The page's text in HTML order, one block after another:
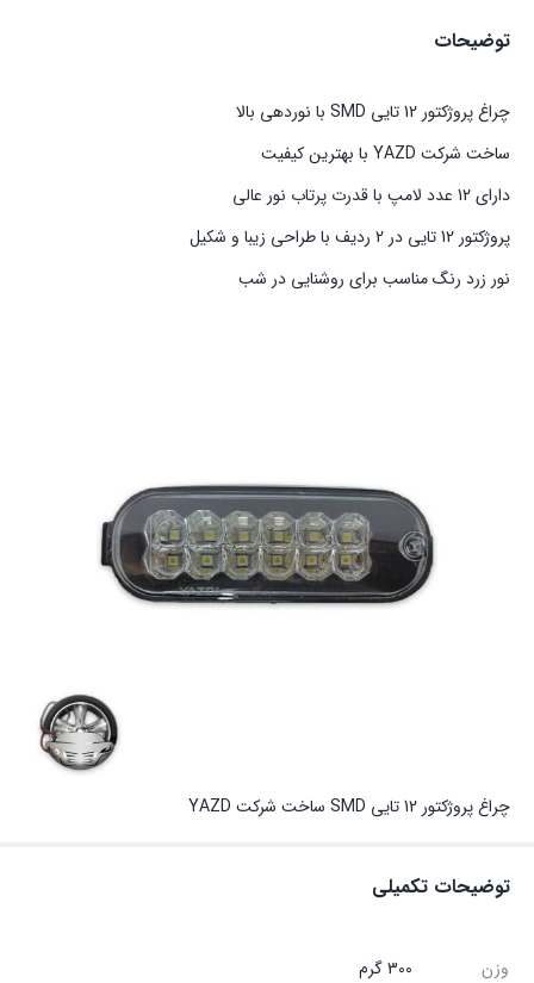
توضیحات
چراغ پروژکتور 12 تایی SMD با نوردهی بالا
ساخت شرکت YAZD با بهترین کیفیت
دارای 12 عدد لامپ با قدرت پرتاب نور عالی
پروژکتور 12 تایی در 2 ردیف با طراحی زیبا و شکیل
نور زرد رنگ مناسب برای روشنایی در شب
چراغ پروژکتور 12 تایی SMD ساخت شرکت YAZD
توضیحات تکمیلی
وزن 300 گرم